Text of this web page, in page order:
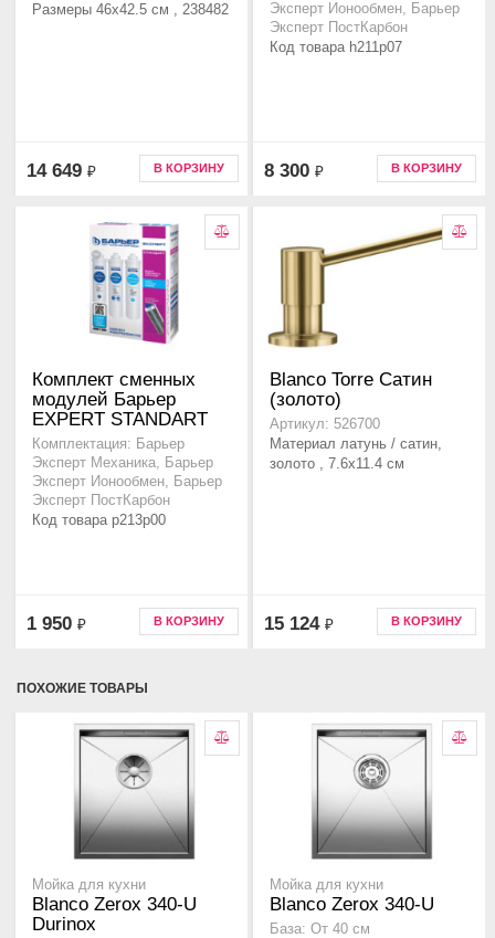
Размеры 46x42.5 см , 238482
14 649 ₽ В КОРЗИНУ
Эксперт Ионообмен, Барьер
Эксперт ПостКарбон
Код товара h211p07
8 300 ₽ В КОРЗИНУ
Комплект сменных
модулей Барьер
EXPERT STANDART
Комплектация: Барьер
Эксперт Механика, Барьер
Эксперт Ионообмен, Барьер
Эксперт ПостКарбон
Код товара p213p00
1 950 ₽ В КОРЗИНУ
Blanco Torre Сатин
(золото)
Артикул: 526700
Материал латунь / сатин,
золото , 7.6x11.4 см
15 124 ₽ В КОРЗИНУ
ПОХОЖИЕ ТОВАРЫ
Мойка для кухни
Blanco Zerox 340-U
Durinox
Мойка для кухни
Blanco Zerox 340-U
База: От 40 см